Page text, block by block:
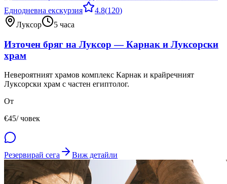
Еднодневна екскурзия 4.8(120)
Луксор
5 часа
Източен бряг на Луксор — Карнак и Луксорски
храм
Невероятният храмов комплекс Карнак и крайречният
Луксорски храм с частен египтолог.
От
€45/ човек
Резервирай сега Виж детайли